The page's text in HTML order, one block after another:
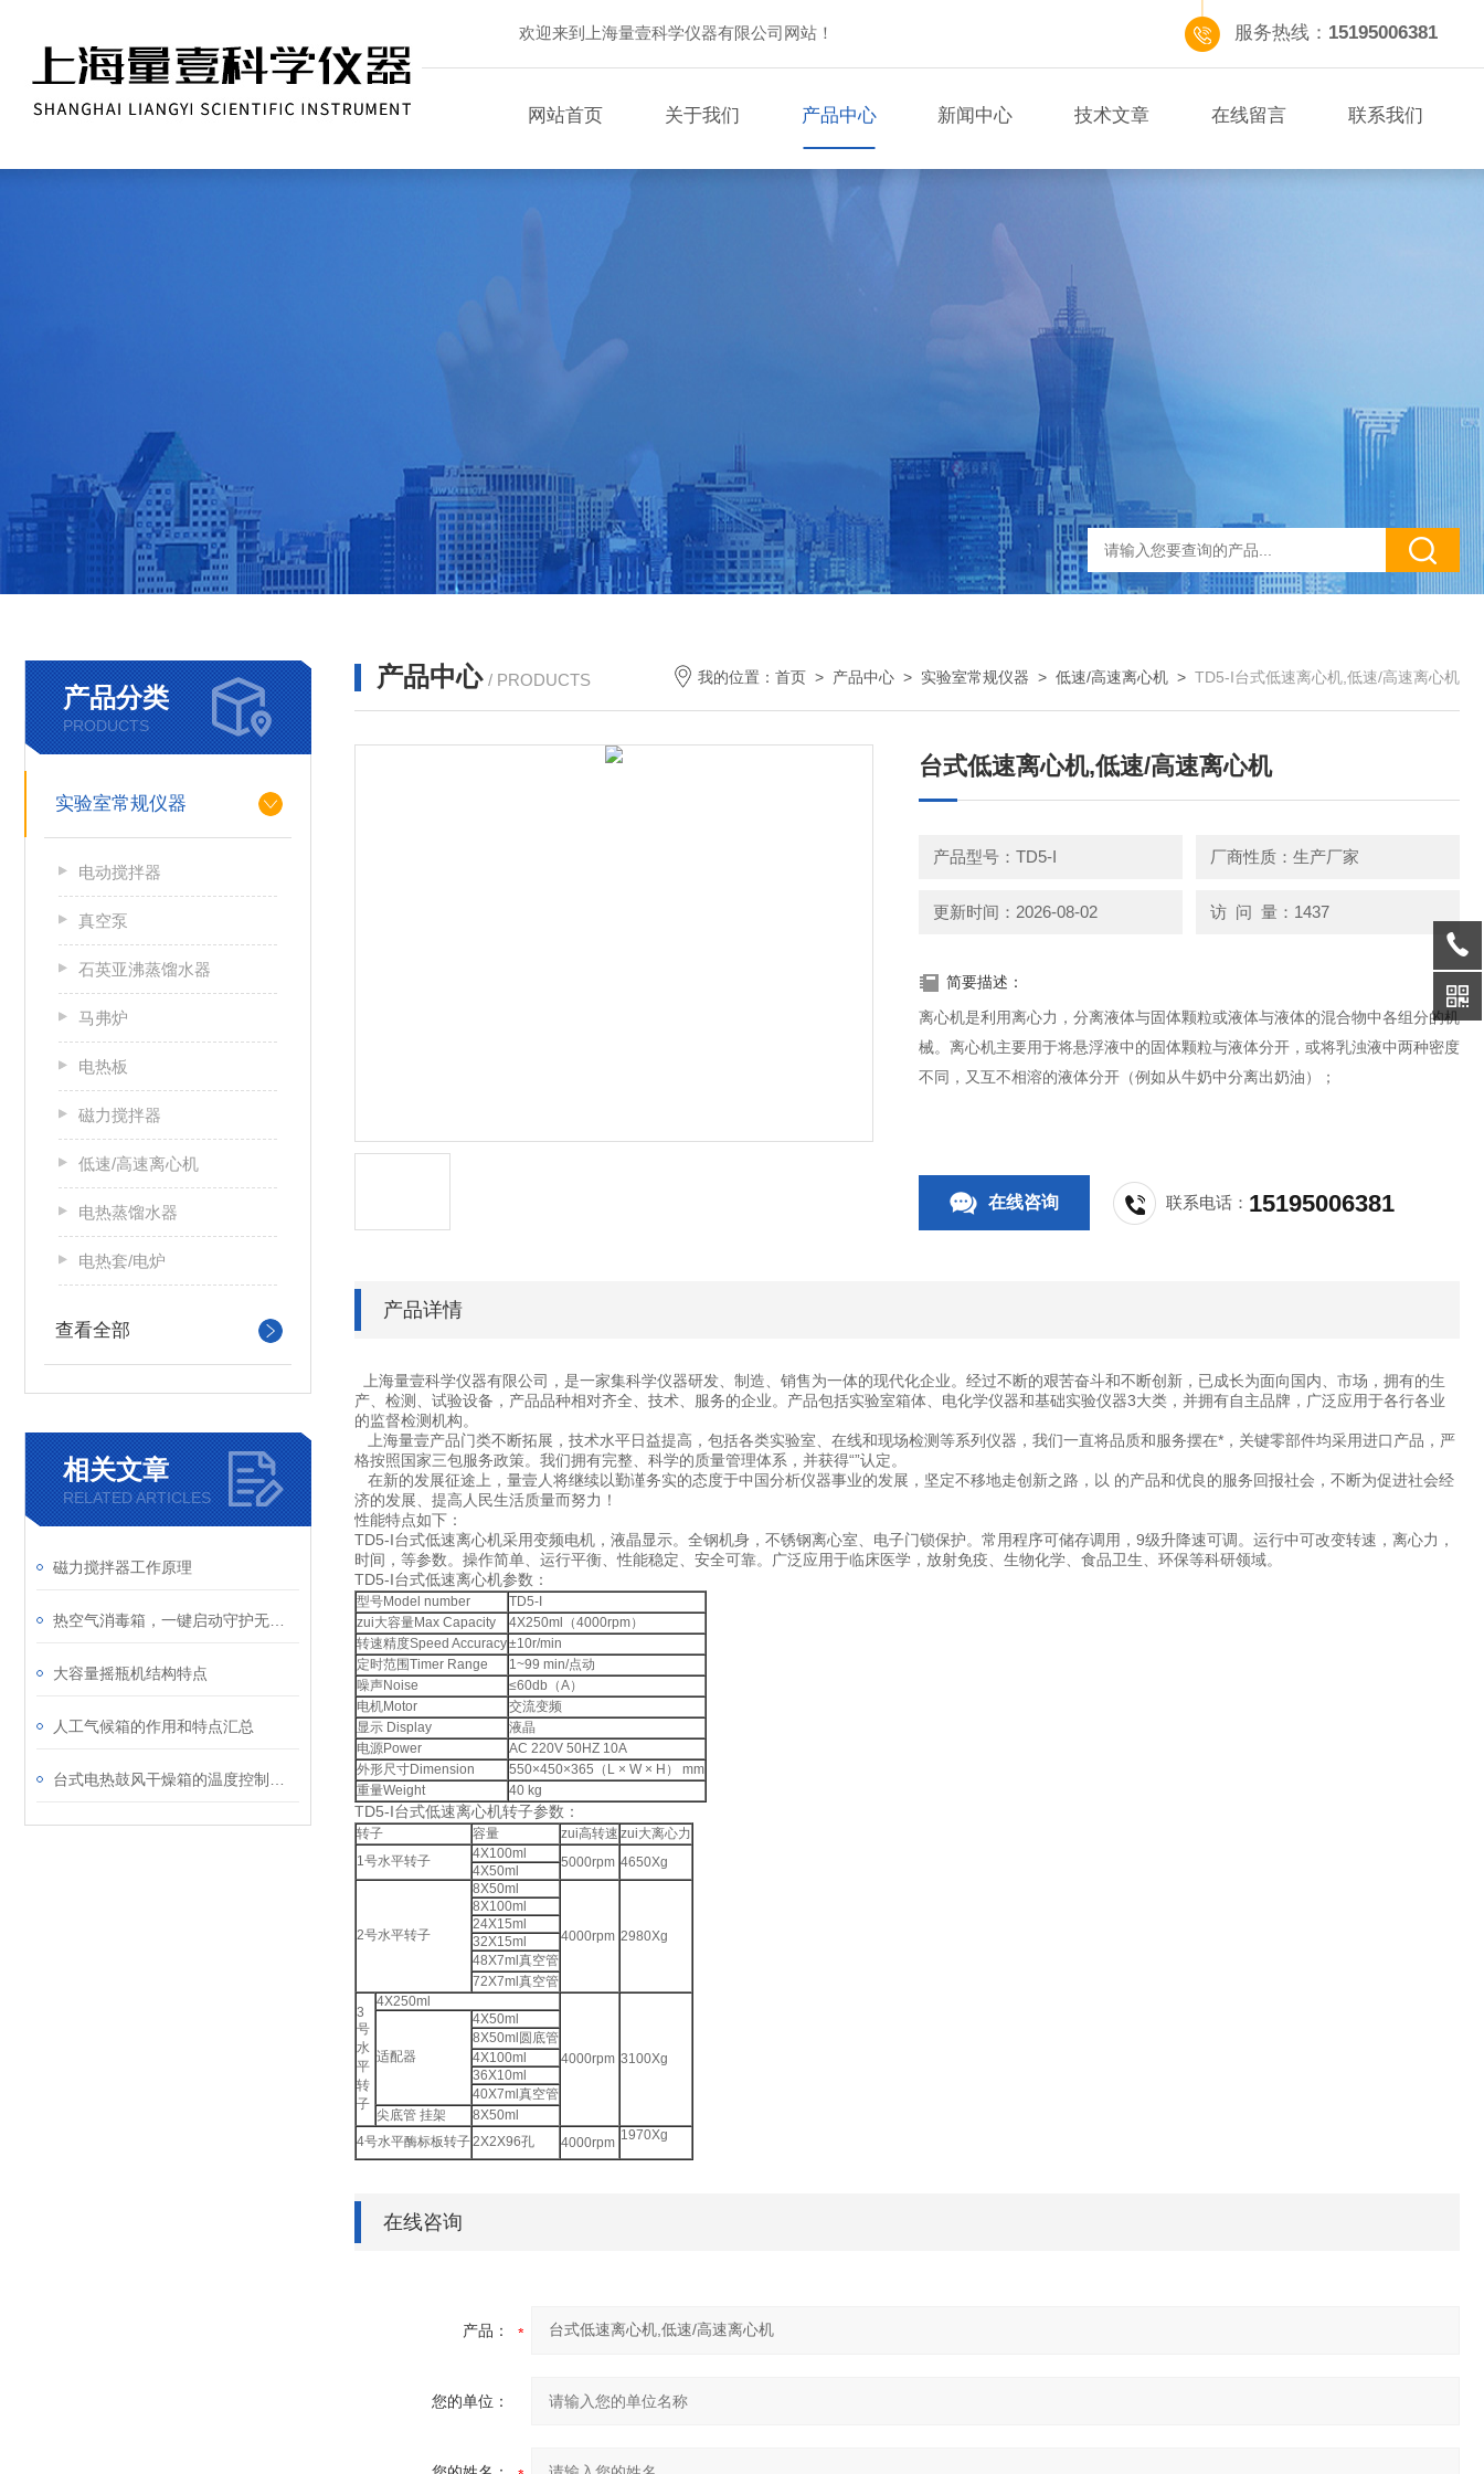
欢迎来到上海量壹科学仪器有限公司网站！ 服务热线： 15195006381
网站首页 关于我们 产品中心 新闻中心 技术文章 在线留言 联系我们
产品分类
PRODUCTS
实验室常规仪器
电动搅拌器
真空泵
石英亚沸蒸馏水器
马弗炉
电热板
磁力搅拌器
低速/高速离心机
电热蒸馏水器
电热套/电炉
查看全部
相关文章
RELATED ARTICLES
磁力搅拌器工作原理
大容量摇瓶机结构特点
人工气候箱的作用和特点汇总
产品中心 / PRODUCTS 我的位置： 首页 > 产品中心 > 实验室常规仪器 > 低速/高速离心机 > TD5-I台式低速离心机,低速/高速离心机
台式低速离心机,低速/高速离心机
产品型号：TD5-I 厂商性质：生产厂家
更新时间：2026-08-02 访 问 量：1437
简要描述：
离心机是利用离心力，分离液体与固体颗粒或液体与液体的混合物中各组分的机
械。离心机主要用于将悬浮液中的固体颗粒与液体分开，或将乳浊液中两种密度
不同，又互不相溶的液体分开（例如从牛奶中分离出奶油）；
在线咨询 联系电话： 15195006381
产品详情
上海量壹科学仪器有限公司，是一家集科学仪器研发、制造、销售为一体的现代化企业。经过不断的艰苦奋斗和不断创新，已成长为面向国内、市场，拥有的生
产、检测、试验设备，产品品种相对齐全、技术、服务的企业。产品包括实验室箱体、电化学仪器和基础实验仪器3大类，并拥有自主品牌，广泛应用于各行各业
的监督检测机构。
上海量壹产品门类不断拓展，技术水平日益提高，包括各类实验室、在线和现场检测等系列仪器，我们一直将品质和服务摆在*，关键零部件均采用进口产品，严
格按照国家三包服务政策。我们拥有完整、科学的质量管理体系，并获得“”认定。
在新的发展征途上，量壹人将继续以勤谨务实的态度于中国分析仪器事业的发展，坚定不移地走创新之路，以 的产品和优良的服务回报社会，不断为促进社会经
济的发展、提高人民生活质量而努力！
性能特点如下：
TD5-I台式低速离心机采用变频电机，液晶显示。全钢机身，不锈钢离心室、电子门锁保护。常用程序可储存调用，9级升降速可调。运行中可改变转速，离心力，
时间，等参数。操作简单、运行平衡、性能稳定、安全可靠。广泛应用于临床医学，放射免疫、生物化学、食品卫生、环保等科研领域。
TD5-I台式低速离心机参数：
型号Model number
TD5-I
zui大容量Max Capacity
4X250ml（4000rpm）
转速精度Speed Accuracy±10r/min
定时范围Timer Range
1~99 min/点动
噪声Noise
≤60db（A）
电机Motor
交流变频
显示 Display
液晶
电源Power
AC 220V 50HZ 10A
外形尺寸Dimension
550×450×365（L × W × H） mm
重量Weight
40 kg
TD5-I台式低速离心机转子参数：
转子 容量 zui高转速 zui大离心力
1号水平转子
4X100ml
5000rpm 4650Xg
4X50ml
2号水平转子
8X50ml
4000rpm 2980Xg
8X100ml
24X15ml
32X15ml
48X7ml真空管
72X7ml真空管
3
号
水
平
转
子
4X250ml
4000rpm 3100Xg
适配器
4X50ml
8X50ml圆底管
4X100ml
36X10ml
40X7ml真空管
尖底管 挂架
8X50ml
4号水平酶标板转子2X2X96孔 4000rpm 1970Xg
在线咨询
产品：
您的单位：